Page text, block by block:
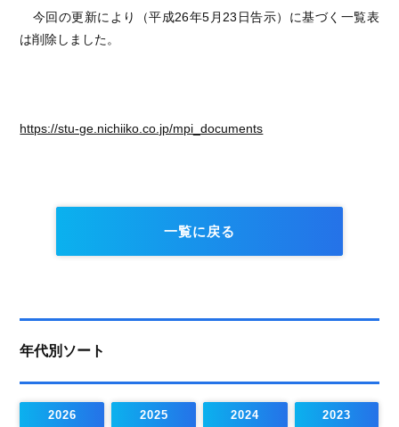
今回の更新により（平成26年5月23日告示）に基づく一覧表
は削除しました。
https://stu-ge.nichiiko.co.jp/mpi_documents
一覧に戻る
年代別ソート
2026 2025 2024 2023